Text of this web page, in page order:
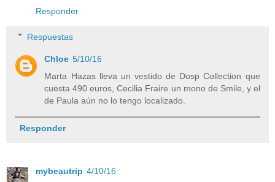
Responder
Respuestas
Chloe 5/10/16
Marta Hazas lleva un vestido de Dosp Collection que
cuesta 490 euros, Cecilia Fraire un mono de Smile, y el
de Paula aún no lo tengo localizado.
Responder
mybeautrip 4/10/16